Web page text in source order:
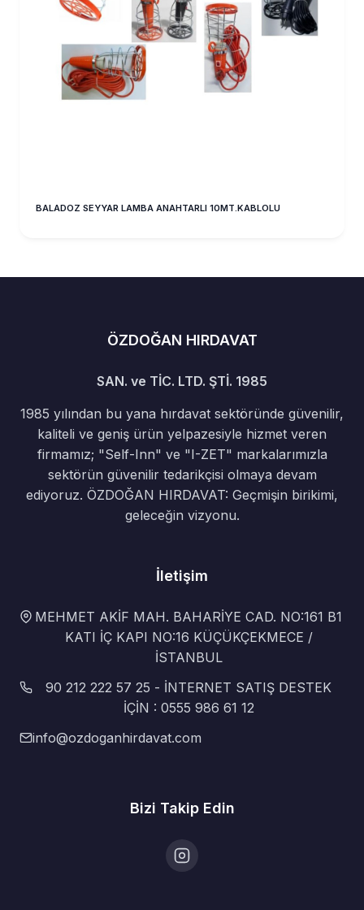
BALADOZ SEYYAR LAMBA ANAHTARLI 10MT.KABLOLU
ÖZDOĞAN HIRDAVAT
SAN. ve TİC. LTD. ŞTİ. 1985
1985 yılından bu yana hırdavat sektöründe güvenilir,
kaliteli ve geniş ürün yelpazesiyle hizmet veren
firmamız; "Self-Inn" ve "I-ZET" markalarımızla
sektörün güvenilir tedarikçisi olmaya devam
ediyoruz. ÖZDOĞAN HIRDAVAT: Geçmişin birikimi,
geleceğin vizyonu.
İletişim
MEHMET AKİF MAH. BAHARİYE CAD. NO:161 B1
KATI İÇ KAPI NO:16 KÜÇÜKÇEKMECE /
İSTANBUL
90 212 222 57 25 - İNTERNET SATIŞ DESTEK
İÇİN : 0555 986 61 12
info@ozdoganhirdavat.com
Bizi Takip Edin